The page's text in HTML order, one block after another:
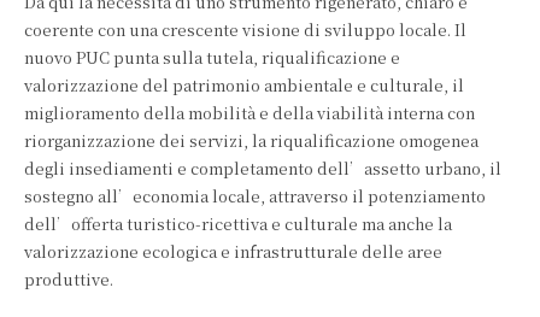
coerente con una crescente visione di sviluppo locale. Il
nuovo PUC punta sulla tutela, riqualificazione e
valorizzazione del patrimonio ambientale e culturale, il
miglioramento della mobilità e della viabilità interna con
riorganizzazione dei servizi, la riqualificazione omogenea
degli insediamenti e completamento dell’assetto urbano, il
sostegno all’economia locale, attraverso il potenziamento
dell’offerta turistico-ricettiva e culturale ma anche la
valorizzazione ecologica e infrastrutturale delle aree
produttive.